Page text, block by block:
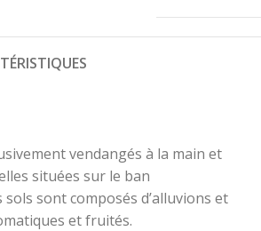
vendangés à la main et
situées sur le ban
sols sont composés d’alluvions et
et fruités.